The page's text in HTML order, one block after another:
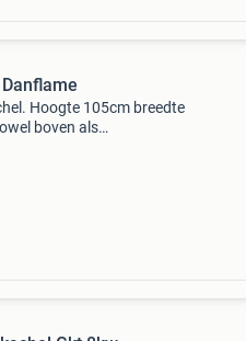
Hoogte 105cm breedte
boven als